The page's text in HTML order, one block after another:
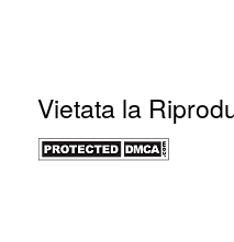
Vietata la